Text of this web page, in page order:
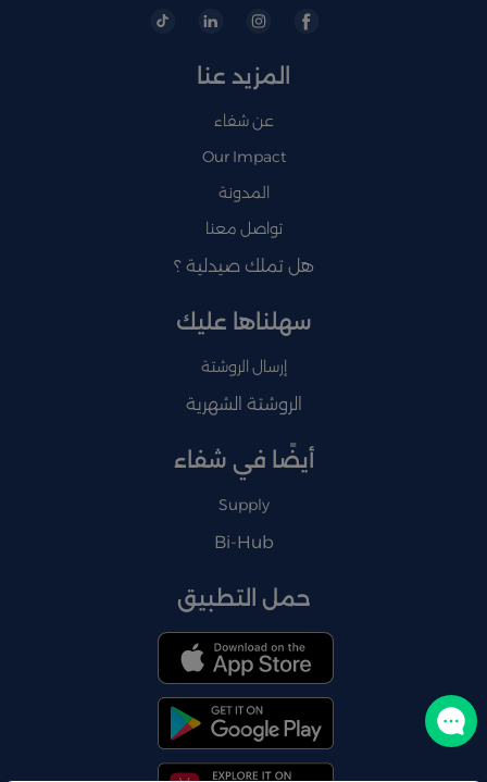
المزيد عنا
عن شفاء
Our Impact
المدونة
تواصل معنا
هل تملك صيدلية ؟
سهلناها عليك
إرسال الروشتة
الروشتة الشهرية
أيضًا في شفاء
Supply
Bi-Hub
حمل التطبيق
تواصل معنا